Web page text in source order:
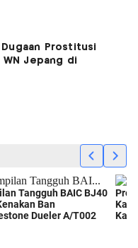
Prostitusi
WN Jepang di